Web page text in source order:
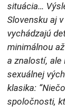
situácia…
Slovensku aj
vychádzajú
minimálnou
a znalostí, ale
sexuálnej
klasika:
spoločnosti,